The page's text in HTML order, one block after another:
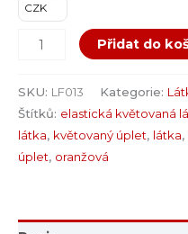
CZK
Přidat do
SKU: LF013 Kategorie:
Štítků: elastická květovaná
látka, květovaný úplet, látka,
úplet, oranžová